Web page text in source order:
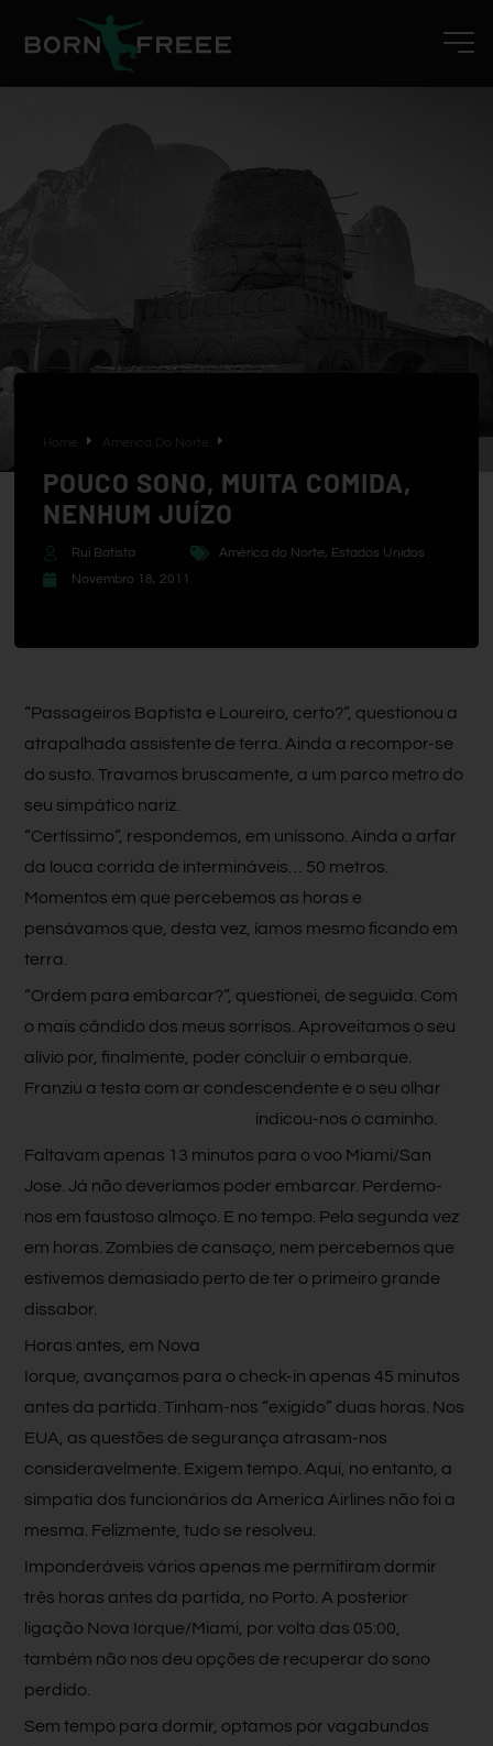
América Do Norte
POUCO SONO, MUITA COMIDA,
NENHUM JUÍZO
Rui Batista América do Norte, Estados Unidos
Novembro 18, 2011
“Passageiros Baptista e Loureiro, certo?”, questionou a
atrapalhada assistente de terra. Ainda a recompor-se
do susto. Travamos bruscamente, a um parco metro do
seu simpático nariz.
“Certíssimo”, respondemos, em uníssono. Ainda a arfar
da louca corrida de intermináveis… 50 metros.
Momentos em que percebemos as horas e
pensávamos que, desta vez, íamos mesmo ficando em
terra.
“Ordem para embarcar?”, questionei, de seguida. Com
o mais cândido dos meus sorrisos. Aproveitamos o seu
alívio por, finalmente, poder concluir o embarque.
Franziu a testa com ar condescendente e o seu olhar
indicou-nos o caminho.
Faltavam apenas 13 minutos para o voo Miami/San
Jose. Já não deveríamos poder embarcar. Perdemo-
nos em faustoso almoço. E no tempo. Pela segunda vez
em horas. Zombies de cansaço, nem percebemos que
estivemos demasiado perto de ter o primeiro grande
dissabor.
Horas antes, em Nova
Iorque, avançamos para o check-in apenas 45 minutos
antes da partida. Tinham-nos “exigido” duas horas. Nos
EUA, as questões de segurança atrasam-nos
consideravelmente. Exigem tempo. Aqui, no entanto, a
simpatia dos funcionários da America Airlines não foi a
mesma. Felizmente, tudo se resolveu.
Imponderáveis vários apenas me permitiram dormir
três horas antes da partida, no Porto. A posterior
ligação Nova Iorque/Miami, por volta das 05:00,
também não nos deu opções de recuperar do sono
perdido.
Sem tempo para dormir, optamos por vagabundos